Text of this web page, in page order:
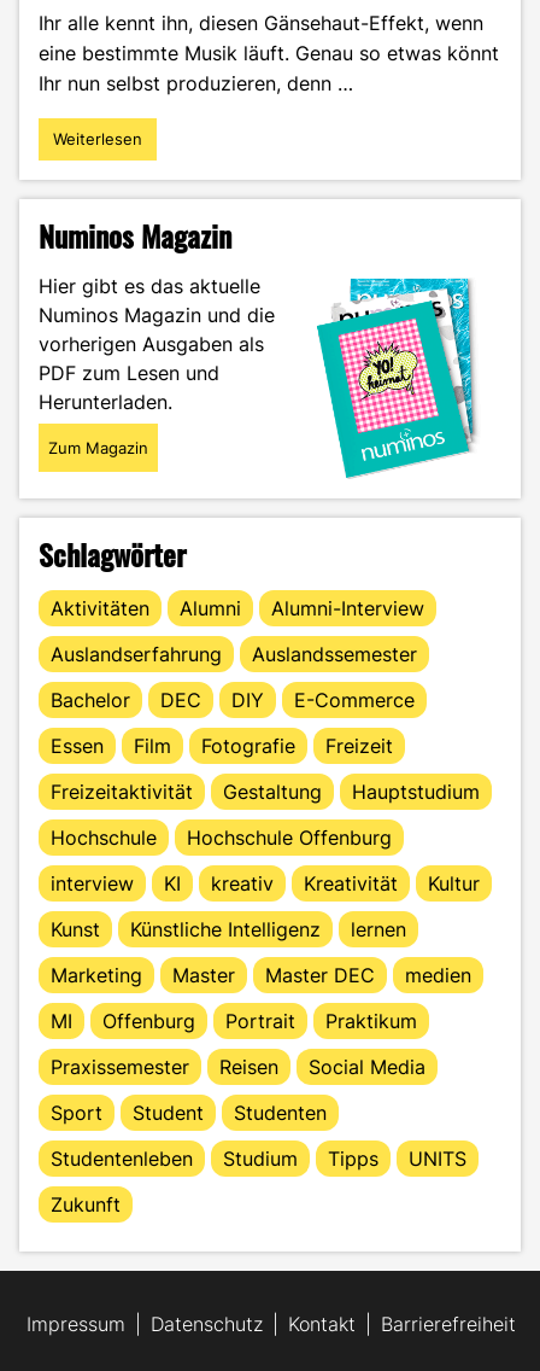
Ihr alle kennt ihn, diesen Gänsehaut-Effekt, wenn
eine bestimmte Musik läuft. Genau so etwas könnt
Ihr nun selbst produzieren, denn …
"Audio
Produktion:
Klang
es
an!"
Weiterlesen
Numinos Magazin
Hier gibt es das aktuelle
Numinos Magazin und die
vorherigen Ausgaben als
PDF zum Lesen und
Herunterladen.
Zum Magazin
Schlagwörter
Aktivitäten Alumni
Alumni-Interview
Auslandserfahrung
Auslandssemester
Bachelor
DEC DIY
E-Commerce
Essen
Film Fotografie
Freizeit
Freizeitaktivität
Gestaltung
Hauptstudium
Hochschule
Hochschule Offenburg
interview
KI kreativ Kreativität
Kultur
Kunst
Künstliche Intelligenz
lernen
Marketing
Master Master DEC
medien
MI
Offenburg Portrait
Praktikum
Praxissemester
Reisen
Social Media
Sport
Student
Studenten
Studentenleben
Studium Tipps
UNITS
Zukunft
Impressum Datenschutz Kontakt Barrierefreiheit